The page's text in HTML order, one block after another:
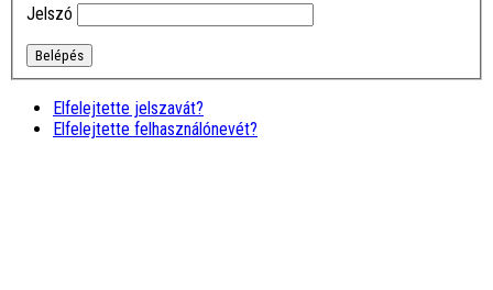
nyújtó tanfolyam. Később is
minden kérdésre szinte …
tovább
Ivánné Kis
Marcsi
Nagyon jó, hogy rátaláltam
erre a képzésre (tape), mert
csodálatos oktatót
Jelszó
Elfelejtette jelszavát?
Elfelejtette felhasználónevét?